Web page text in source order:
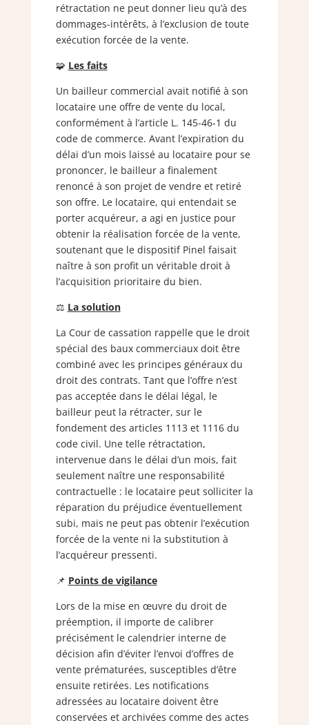
rétractation ne peut donner lieu qu’à des
dommages-intérêts, à l’exclusion de toute
exécution forcée de la vente.
🧩 Les faits
Un bailleur commercial avait notifié à son
locataire une offre de vente du local,
conformément à l’article L. 145-46-1 du
code de commerce. Avant l’expiration du
délai d’un mois laissé au locataire pour se
prononcer, le bailleur a finalement
renoncé à son projet de vendre et retiré
son offre. Le locataire, qui entendait se
porter acquéreur, a agi en justice pour
obtenir la réalisation forcée de la vente,
soutenant que le dispositif Pinel faisait
naître à son profit un véritable droit à
l’acquisition prioritaire du bien.
⚖️ La solution
La Cour de cassation rappelle que le droit
spécial des baux commerciaux doit être
combiné avec les principes généraux du
droit des contrats. Tant que l’offre n’est
pas acceptée dans le délai légal, le
bailleur peut la rétracter, sur le
fondement des articles 1113 et 1116 du
code civil. Une telle rétractation,
intervenue dans le délai d’un mois, fait
seulement naître une responsabilité
contractuelle : le locataire peut solliciter la
réparation du préjudice éventuellement
subi, mais ne peut pas obtenir l’exécution
forcée de la vente ni la substitution à
l’acquéreur pressenti.
📌 Points de vigilance
Lors de la mise en œuvre du droit de
préemption, il importe de calibrer
précisément le calendrier interne de
décision afin d’éviter l’envoi d’offres de
vente prématurées, susceptibles d’être
ensuite retirées. Les notifications
adressées au locataire doivent être
conservées et archivées comme des actes